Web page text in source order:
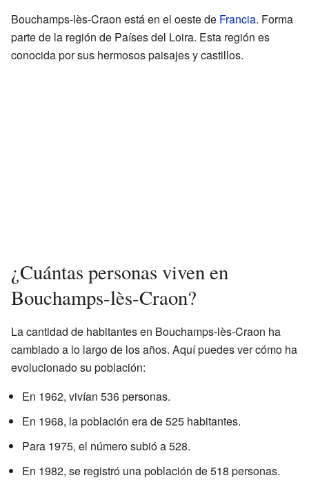
Bouchamps-lès-Craon está en el oeste de Francia. Forma
parte de la región de Países del Loira. Esta región es
conocida por sus hermosos paisajes y castillos.
¿Cuántas personas viven en
Bouchamps-lès-Craon?
La cantidad de habitantes en Bouchamps-lès-Craon ha
cambiado a lo largo de los años. Aquí puedes ver cómo ha
evolucionado su población:
En 1962, vivían 536 personas.
En 1968, la población era de 525 habitantes.
Para 1975, el número subió a 528.
En 1982, se registró una población de 518 personas.